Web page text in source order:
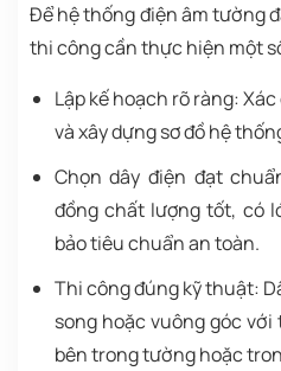
Để hệ thống điện âm tường
thi công cần thực hiện một
Lập kế hoạch rõ ràng:
và xây dựng sơ đồ hệ
Chọn dây điện đạt
đồng chất lượng tốt, có
bảo tiêu chuẩn an toàn.
Thi công đúng kỹ thuật:
song hoặc vuông góc
bên trong tường hoặc